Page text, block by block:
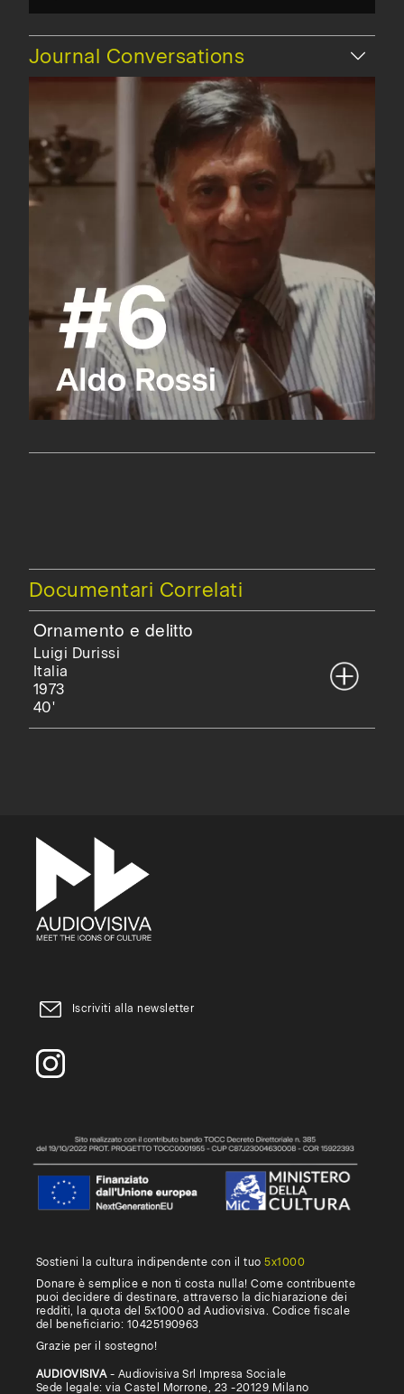
Nascondi
Journal Conversations
Documentari Correlati
Ornamento e delitto
Luigi Durissi
Italia
1973
40'
Iscriviti alla newsletter
Sostieni la cultura indipendente con il tuo5x1000
Donare è semplice e non ti costa nulla! Come contribuente
puoi decidere di destinare, attraverso la dichiarazione dei
redditi, la quota del 5x1000 ad Audiovisiva. Codice fiscale
del beneficiario: 10425190963
Grazie per il sostegno!
AUDIOVISIVA- Audiovisiva Srl Impresa Sociale
Sede legale: via Castel Morrone, 23 -20129 Milano